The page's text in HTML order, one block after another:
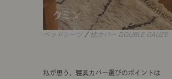
ベッドシーツ/ 枕カバー DOUBLE GAUZE
私が思う、寝具カバー選びのポイントは